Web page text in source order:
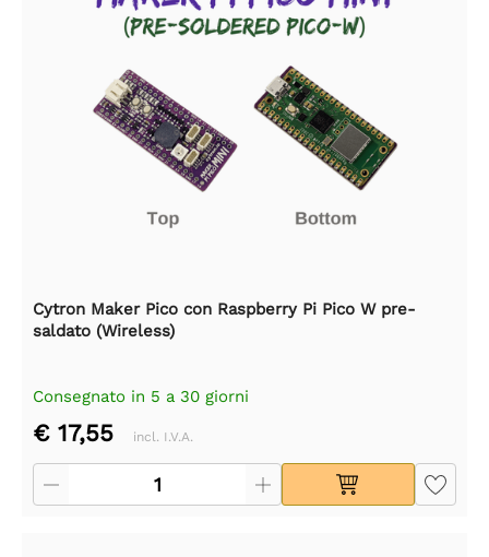
Cytron Maker Pico con Raspberry Pi Pico W pre-
saldato (Wireless)
Consegnato in 5 a 30 giorni
€ 17,55 incl. I.V.A.